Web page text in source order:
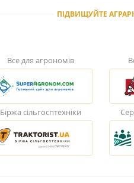
ПІДВИЩУЙТЕ
Все для агрономів
Біржа сільгосптехніки